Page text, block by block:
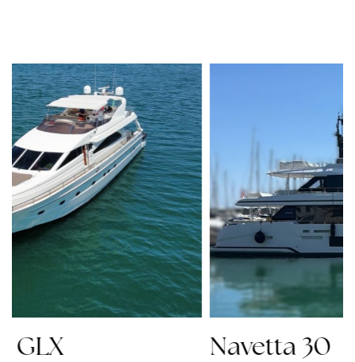
GLX Navetta 30